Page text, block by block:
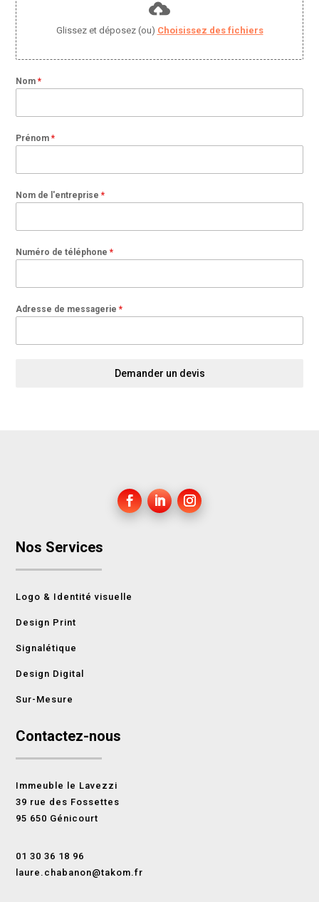
Glissez et déposez (ou) Choisissez des fichiers
Nom*
Prénom*
Nom de l'entreprise*
Numéro de téléphone*
Adresse de messagerie*
Demander un devis
Nos Services
Logo & Identité visuelle
Design Print
Signalétique
Design Digital
Sur-Mesure
Contactez-nous
Immeuble le Lavezzi
39 rue des Fossettes
95 650 Génicourt
01 30 36 18 96
laure.chabanon@takom.fr